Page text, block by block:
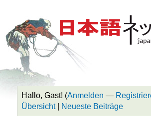
Hallo, Gast! (Anmelden —
Übersicht| Neueste Beiträge